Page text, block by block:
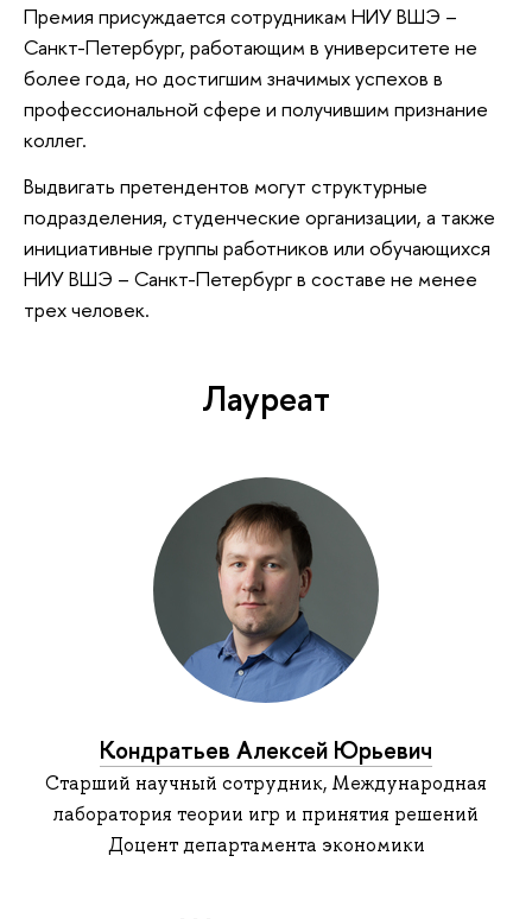
Премия присуждается сотрудникам НИУ ВШЭ –
Санкт-Петербург, работающим в университете не
более года, но достигшим значимых успехов в
профессиональной сфере и получившим признание
коллег.
Выдвигать претендентов могут структурные
подразделения, студенческие организации, а также
инициативные группы работников или обучающихся
НИУ ВШЭ – Санкт-Петербург в составе не менее
трех человек.
Лауреат
Кондратьев Алексей Юрьевич
Старший научный сотрудник, Международная
лаборатория теории игр и принятия решений
Доцент департамента экономики